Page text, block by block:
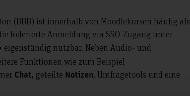
(BBB) ist innerhalb von Moodlekursen häufig als
föderierte Anmeldung via SSO-Zugang unter
eigenständig nutzbar. Neben Audio- und
Funktionen wie zum Beispiel
Chat, geteilte Notizen, Umfragetools und eine